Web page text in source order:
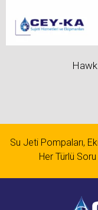
Su Jeti Pompaları,
Her Türlü